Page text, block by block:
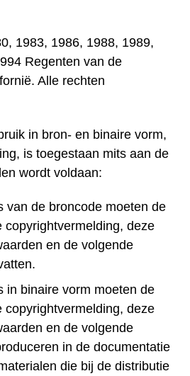
1983, 1986, 1988, 1989,
Regenten van de
Alle rechten
in bron- en binaire vorm,
is toegestaan mits aan de
wordt voldaan:
van de broncode moeten de
copyrightvermelding, deze
en de volgende
in binaire vorm moeten de
copyrightvermelding, deze
en de volgende
in de documentatie
die bij de distributie